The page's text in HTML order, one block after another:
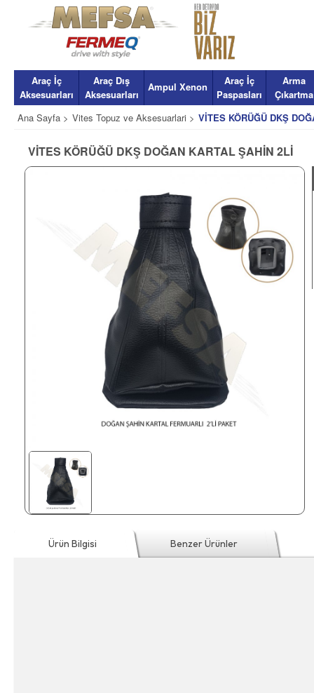
Araç İç
Aksesuarları
Araç Dış
Aksesuarları
Ampul Xenon
Araç İç
Paspasları
Arma
Çıkartma
Ana Sayfa > Vites Topuz ve Aksesuarlari > VİTES KÖRÜĞÜ DKŞ
VİTES KÖRÜĞÜ DKŞ DOĞAN KARTAL ŞAHİN 2Lİ
Ürün Bilgisi Benzer Ürünler